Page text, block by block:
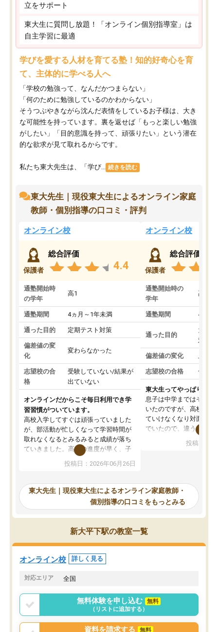
立をサポート
東大生に質問し放題！「オンライン個別指導室」は
自主学習に最適
学びを愛する人材を育てる塾！知的好奇心を育
て、主体的に学べる人へ
「学校の勉強って、なんだかつまらない」
「何のために勉強しているのかわからない」
そうつぶやきながら沈んだ表情をしているお子様は、大き
な可能性を持っています。裏を返せば「もっと楽しい勉強
がしたい」「目的意識を持って、頑張りたい」という潜在
的な欲求が見て取れるからです。
私たち東大先生は、「学び... 続きを読む
東大先生｜現役東大生によるオンライン家庭
教師・個別指導の口コミ・評判
オンライン校
保護者
総合評価
4.4
通塾開始時
の学年
高1
通塾期間 4ヵ月～1年未満
通った目的 定期テスト対策
偏差値の変
化
変わらなかった
志望校の合
格
受験していない/結果が
出ていない
オンラインだからこそ毎日利用でき学
習習慣がついています。
高校入学してすぐは頑張っていました
が、部活動が忙しくなって学習時間が
取れなくなるとみるみると成績が落ち
ていきました。高校の進度が早く、子
供も家に帰って勉強の話すると嫌な反
応を示します。東大先生にお願いして
れるので、親としても安心です。毎日
使える自習室とかもあり、わからない
ところがあれば先生が回答してくれる
のも重宝しています。
投稿日：2026年06月26日
オンライン校
保護者
総合評価
通塾開始時の
学年
高3
通塾期間 4ヵ月
通った目的
大学
対策
偏差値の変化
志望校の合格 合格
東大生ってやっぱりすご
息子は中学まではそこそ
いたのですが、高校に入
ていけなくなり対面の塾
でいたので、違うアプロ
で、当初は模試でD判定
自習室が毎日使えていつ
るのが心強かったよう
謝です。
投稿日：
東大先生｜現役東大生によるオンライン家庭教師・
個別指導の口コミをもっとみる
新大平下駅の教室一覧
オンライン校 詳しく見る
対応エリア 全国
無料体験を申し込む
無料
（リストに追加する）
資料を請求する 無料